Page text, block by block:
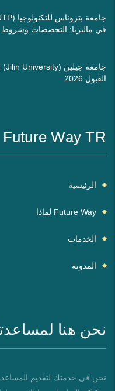
في ماليزيا: التخصصات وشروط
القبول 2026
Future Way TR
الرئيسية
Future Way لماذا
الخدمات
المدونة
نحن هنا
نحن في خدمتك لتقديم المساعدة